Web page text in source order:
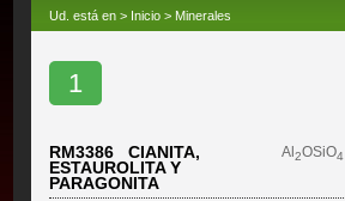
Ud. está en > Inicio > Minerales
1
RM3386 CIANITA,
ESTAUROLITA Y
PARAGONITA
Al 2OSiO4